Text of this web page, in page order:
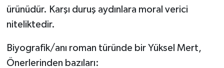
ürünüdür. Karşı duruş aydınlara moral verici
niteliktedir.
Biyografik/anı roman türünde bir Yüksel Mert,
Önerlerinden bazıları: